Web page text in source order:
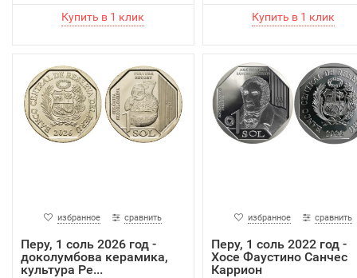
избранное сравнить
Перу, 1 соль 2026 год -
доколумбова керамика,
культура Ре...
избранное сравнить
Перу, 1 соль 2022 год -
Хосе Фаустино Санчес
Каррион